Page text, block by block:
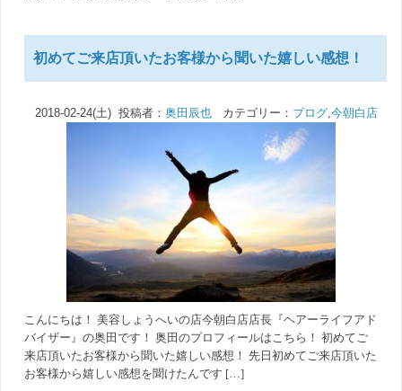
初めてご来店頂いたお客様から聞いた嬉しい感想！
2018-02-24(土) 投稿者： 奥田辰也カテゴリー： ブログ,今朝白店
こんにちは！ 美容しょうへいの店今朝白店店長『ヘアーライフアド
バイザー』の奥田です！ 奥田のプロフィールはこちら！ 初めてご
来店頂いたお客様から聞いた嬉しい感想！ 先日初めてご来店頂いた
お客様から嬉しい感想を聞けたんです […]